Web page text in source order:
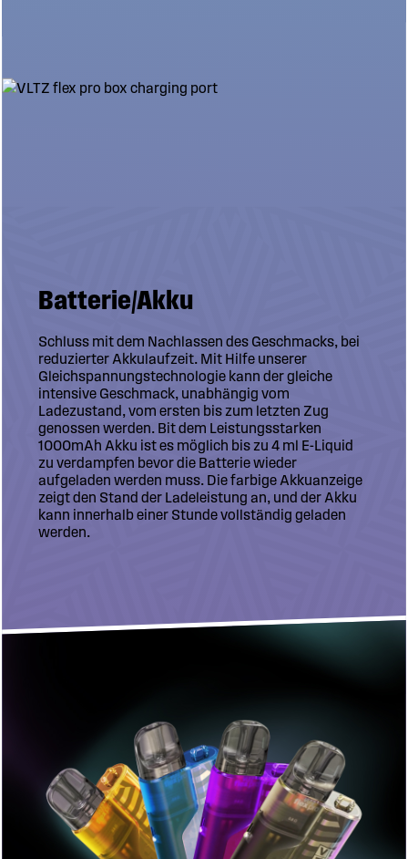
Batterie/Akku
Schluss mit dem Nachlassen des Geschmacks, bei
reduzierter Akkulaufzeit. Mit Hilfe unserer
Gleichspannungstechnologie kann der gleiche
intensive Geschmack, unabhängig vom
Ladezustand, vom ersten bis zum letzten Zug
genossen werden. Bit dem Leistungsstarken
1000mAh Akku ist es möglich bis zu 4 ml E-Liquid
zu verdampfen bevor die Batterie wieder
aufgeladen werden muss. Die farbige Akkuanzeige
zeigt den Stand der Ladeleistung an, und der Akku
kann innerhalb einer Stunde vollständig geladen
werden.